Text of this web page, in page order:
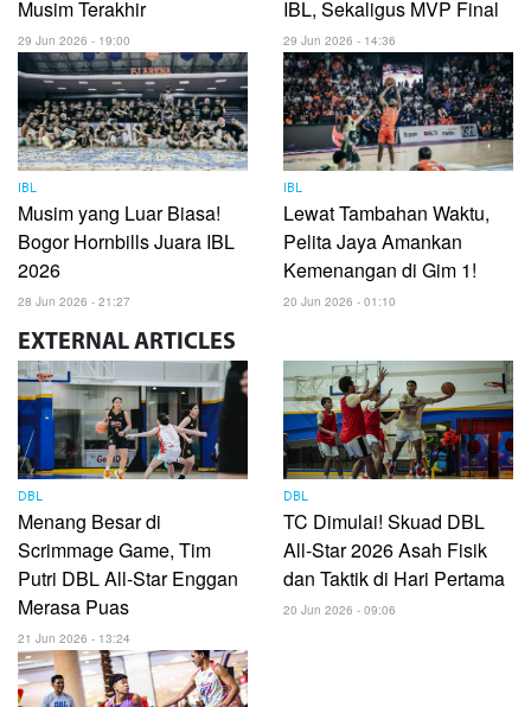
Musim Terakhir
29 Jun 2026 - 19:00
IBL, Sekaligus MVP Final
29 Jun 2026 - 14:36
IBL
Musim yang Luar Biasa!
Bogor Hornbills Juara IBL
2026
28 Jun 2026 - 21:27
IBL
Lewat Tambahan Waktu,
Pelita Jaya Amankan
Kemenangan di Gim 1!
20 Jun 2026 - 01:10
EXTERNAL ARTICLES
DBL
Menang Besar di
Scrimmage Game, Tim
Putri DBL All-Star Enggan
Merasa Puas
21 Jun 2026 - 13:24
DBL
TC Dimulai! Skuad DBL
All-Star 2026 Asah Fisik
dan Taktik di Hari Pertama
20 Jun 2026 - 09:06